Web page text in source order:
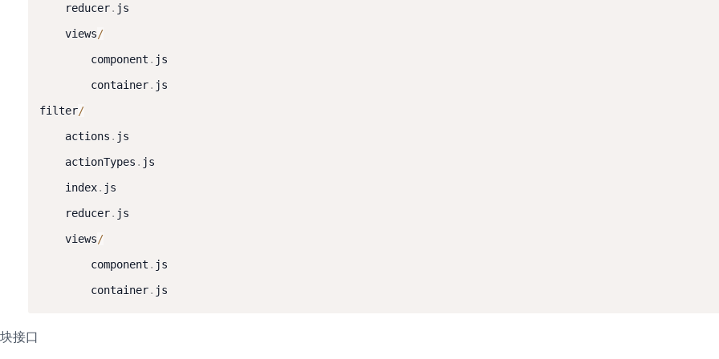
	reducer
. js
	views
/
		component
. js
		container
. js
filter/
	actions
. js
	actionTypes
. js
	index
. js
	reducer
. js
	views
/
		component
. js
		container
. js
接口